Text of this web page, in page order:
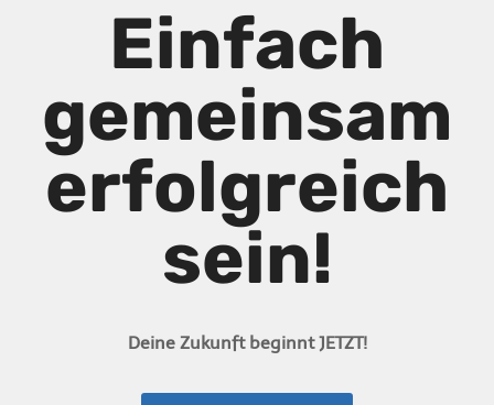
Einfach
gemeinsam
erfolgreich
sein!
Deine Zukunft beginnt JETZT!